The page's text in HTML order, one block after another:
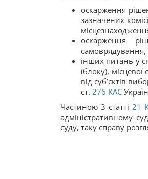
оскарження
зазначених
оскарження
самоврядування,
інших питань у
(блоку), місцевої
від суб’єктів
ст. 276 КАС
Частиною 3 статті 21
адміністративному
суду, таку справу